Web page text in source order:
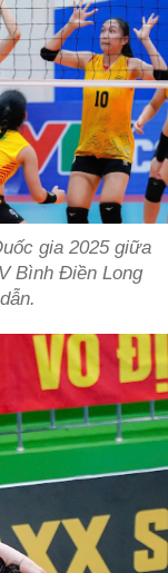
gia 2025 giữa
Bình Điền Long